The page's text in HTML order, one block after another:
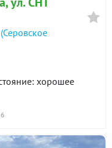
хорошее